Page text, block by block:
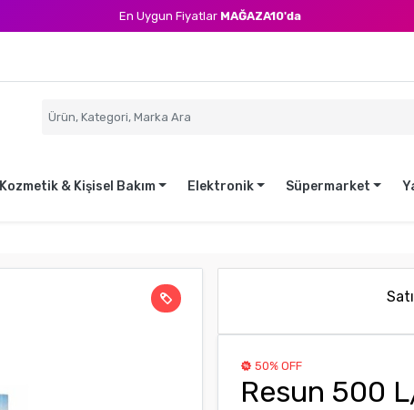
En Uygun Fiyatlar MAĞAZA10'da
Kozmetik & Kişisel Bakım Elektronik Süpermarket
50% OFF
Resun 500